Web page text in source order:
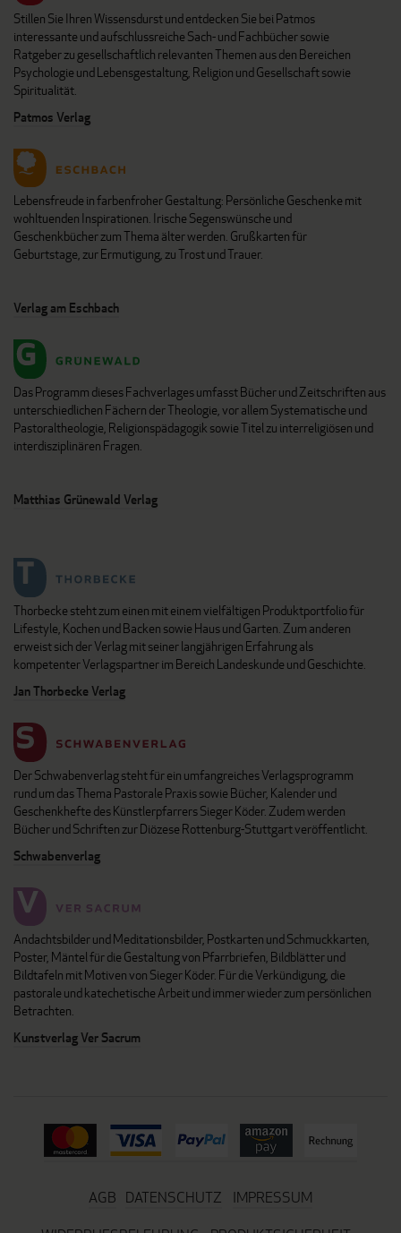
Stillen Sie Ihren Wissensdurst und entdecken Sie bei Patmos
interessante und aufschlussreiche Sach- und Fachbücher sowie
Ratgeber zu gesellschaftlich relevanten Themen aus den Bereichen
Psychologie und Lebensgestaltung, Religion und Gesellschaft sowie
Spiritualität.
Patmos Verlag
Lebensfreude in farbenfroher Gestaltung: Persönliche Geschenke mit
wohltuenden Inspirationen. Irische Segenswünsche und
Geschenkbücher zum Thema älter werden. Grußkarten für
Geburtstage, zur Ermutigung, zu Trost und Trauer.
Verlag am Eschbach
Das Programm dieses Fachverlages umfasst Bücher und Zeitschriften aus
unterschiedlichen Fächern der Theologie, vor allem Systematische und
Pastoraltheologie, Religionspädagogik sowie Titel zu interreligiösen und
interdisziplinären Fragen.
Matthias Grünewald Verlag
Thorbecke steht zum einen mit einem vielfältigen Produktportfolio für
Lifestyle, Kochen und Backen sowie Haus und Garten. Zum anderen
erweist sich der Verlag mit seiner langjährigen Erfahrung als
kompetenter Verlagspartner im Bereich Landeskunde und Geschichte.
Jan Thorbecke Verlag
Der Schwabenverlag steht für ein umfangreiches Verlagsprogramm
rund um das Thema Pastorale Praxis sowie Bücher, Kalender und
Geschenkhefte des Künstlerpfarrers Sieger Köder. Zudem werden
Bücher und Schriften zur Diözese Rottenburg-Stuttgart veröffentlicht.
Schwabenverlag
Andachtsbilder und Meditationsbilder, Postkarten und Schmuckkarten,
Poster, Mäntel für die Gestaltung von Pfarrbriefen, Bildblätter und
Bildtafeln mit Motiven von Sieger Köder. Für die Verkündigung, die
pastorale und katechetische Arbeit und immer wieder zum persönlichen
Betrachten.
Kunstverlag Ver Sacrum
AGB DATENSCHUTZ
IMPRESSUM